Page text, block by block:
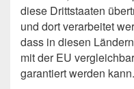
diese Drittstaaten
und dort verarbeitet
dass in diesen
mit der EU
garantiert werden kann.